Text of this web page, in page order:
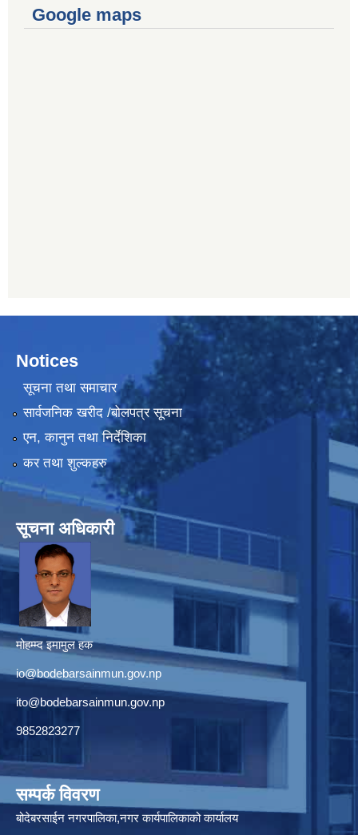
Google maps
Notices
सूचना तथा समाचार
सार्वजनिक खरीद /बोलपत्र सूचना
एन, कानुन तथा निर्देशिका
कर तथा शुल्कहरु
सूचना अधिकारी
मोहम्म्द इमामुल हक
io@bodebarsainmun.gov.np
ito@bodebarsainmun.gov.np
9852823277
सम्पर्क विवरण
बोदेबरसाईन नगरपालिका,नगर कार्यपालिकाको कार्यालय